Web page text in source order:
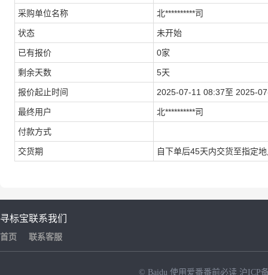
采购单位名称 北**********司
状态 未开始
已有报价 0家
剩余天数 5天
报价起止时间 2025-07-11 08:37至 2025-
最终用户 北**********司
付款方式
交货期 自下单后45天内交货至指定
寻标宝
首页
联系我们
联系客服
© Baidu 使用爱番番前必读 沪ICP